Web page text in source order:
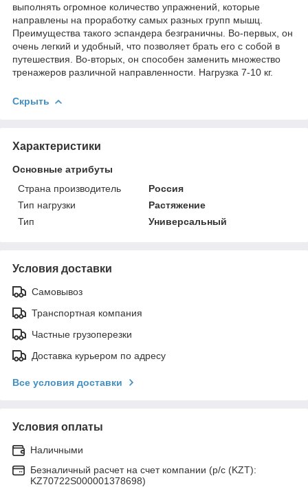
выполнять огромное количество упражнений, которые
направлены на проработку самых разных групп мышц.
Преимущества такого эспандера безграничны. Во-первых, он
очень легкий и удобный, что позволяет брать его с собой в
путешествия. Во-вторых, он способен заменить множество
тренажеров различной направленности. Нагрузка 7-10 кг.
Скрыть
Характеристики
Основные атрибуты
Страна производитель
Россия
Тип нагрузки
Растяжение
Тип
Универсальный
Условия доставки
Самовывоз
Транспортная компания
Частные грузоперезки
Доставка курьером по адресу
Все условия доставки
Условия оплаты
Наличными
Безналичный расчет на счет компании (р/с (KZT):
KZ70722S000001378698)